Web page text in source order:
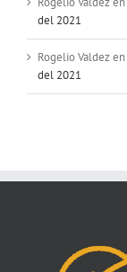
del 2021
Rogelio Valdezen
del 2021